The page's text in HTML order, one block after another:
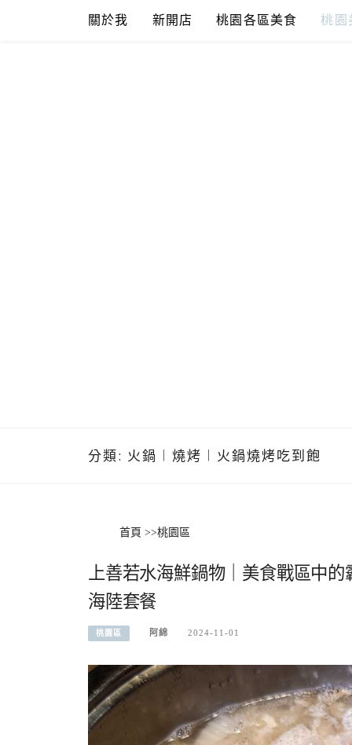
關於我 新開店 桃園各區美食 桃園
分類: 火鍋︱燒烤︱火鍋燒烤吃到飽
首頁 >>桃園區
上善若水海鮮鍋物｜美食戰區中
海陸套餐
桃園區 阿綿 2024-11-01